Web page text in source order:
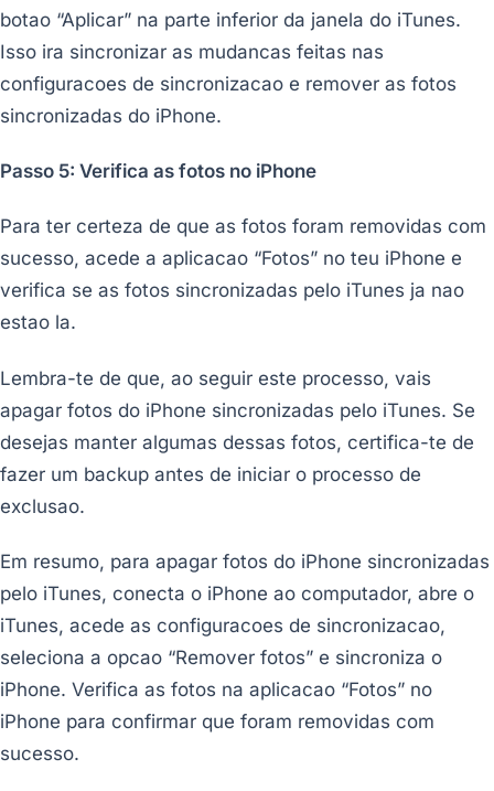
botao “Aplicar” na parte inferior da janela do iTunes.
Isso ira sincronizar as mudancas feitas nas
configuracoes de sincronizacao e remover as fotos
sincronizadas do iPhone.
Passo 5: Verifica as fotos no iPhone
Para ter certeza de que as fotos foram removidas com
sucesso, acede a aplicacao “Fotos” no teu iPhone e
verifica se as fotos sincronizadas pelo iTunes ja nao
estao la.
Lembra-te de que, ao seguir este processo, vais
apagar fotos do iPhone sincronizadas pelo iTunes. Se
desejas manter algumas dessas fotos, certifica-te de
fazer um backup antes de iniciar o processo de
exclusao.
Em resumo, para apagar fotos do iPhone sincronizadas
pelo iTunes, conecta o iPhone ao computador, abre o
iTunes, acede as configuracoes de sincronizacao,
seleciona a opcao “Remover fotos” e sincroniza o
iPhone. Verifica as fotos na aplicacao “Fotos” no
iPhone para confirmar que foram removidas com
sucesso.